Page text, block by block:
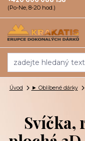
(Po-Ne, 8-20 hod.)
Úvod ► Oblíbené dárky
Svíčka,